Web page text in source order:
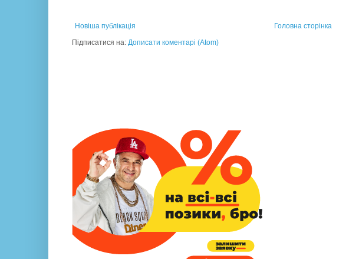
Новіша публікація
Головна сторінка
Підписатися на: Дописати коментарі (Atom)